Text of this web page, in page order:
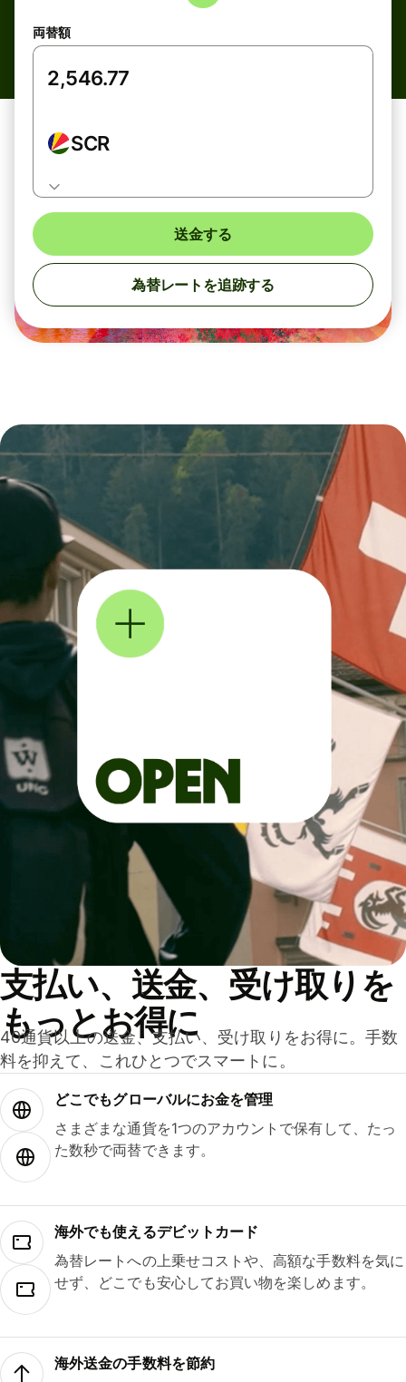
両替額
SCR
送金する
為替レートを追跡する
支払い、送金、受け取りを
もっとお得に
40通貨以上の送金、支払い、受け取りをお得に。手数
料を抑えて、これひとつでスマートに。
どこでもグ⁠ロ⁠ー⁠バ⁠ルにお金を管理
さまざまな通貨を1つのアカウントで保有して、たっ
た数秒で両替できます。
海外でも使えるデビットカード
為替レートへの上乗せコストや、高額な手数料を気に
せず、どこでも安心してお買い物を楽しめます。
海外送金の手数料を節約